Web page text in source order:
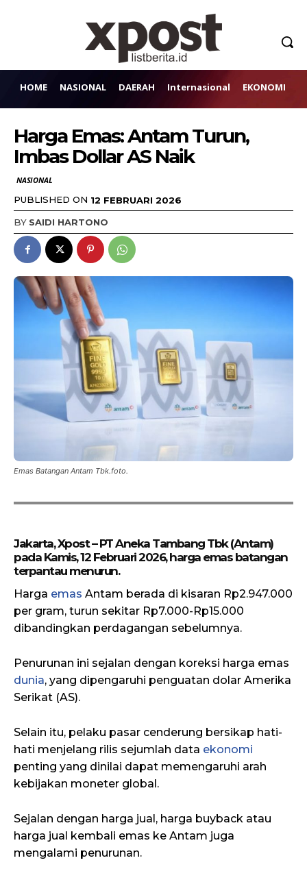
HOME NASIONAL DAERAH Internasional EKONOMI
Harga Emas: Antam Turun,
Imbas Dollar AS Naik
NASIONAL
PUBLISHED ON 12 FEBRUARI 2026
BY SAIDI HARTONO
Emas Batangan Antam Tbk.foto.
Jakarta, Xpost – PT Aneka Tambang Tbk (Antam)
pada Kamis, 12 Februari 2026, harga emas batangan
terpantau menurun.
Harga emas Antam berada di kisaran Rp2.947.000
per gram, turun sekitar Rp7.000-Rp15.000
dibandingkan perdagangan sebelumnya.
Penurunan ini sejalan dengan koreksi harga emas
dunia, yang dipengaruhi penguatan dolar Amerika
Serikat (AS).
Selain itu, pelaku pasar cenderung bersikap hati-
hati menjelang rilis sejumlah data ekonomi
penting yang dinilai dapat memengaruhi arah
kebijakan moneter global.
Sejalan dengan harga jual, harga buyback atau
harga jual kembali emas ke Antam juga
mengalami penurunan.